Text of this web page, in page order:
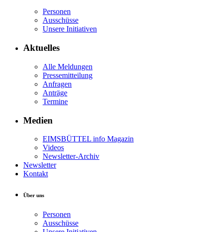
Personen
Ausschüsse
Unsere Initiativen
Aktuelles
Alle Meldungen
Pressemitteilung
Anfragen
Anträge
Termine
Medien
EIMSBÜTTEL info Magazin
Videos
Newsletter-Archiv
Newsletter
Kontakt
Über uns
Personen
Ausschüsse